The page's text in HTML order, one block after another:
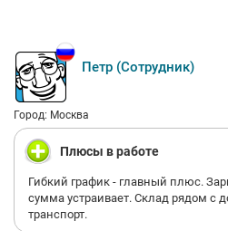
Петр (Сотрудник)
Город: Москва
Плюсы в работе
Гибкий график - главный плюс.
сумма устраивает. Склад рядом с
транспорт.